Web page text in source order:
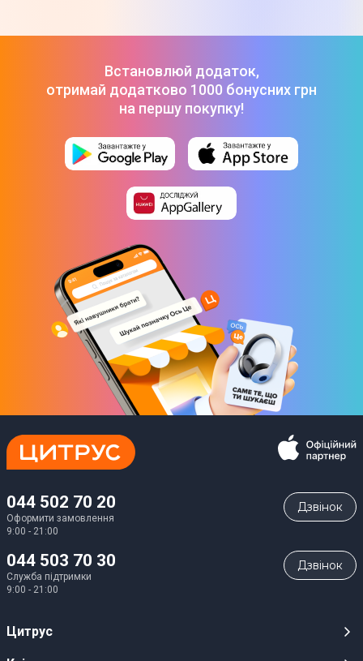
Встановлюй додаток,
отримай додатково 1000 бонусних грн
на першу покупку!
044 502 70 20
Оформити замовлення
9:00 - 21:00
Дзвiнок
044 503 70 30
Служба підтримки
9:00 - 21:00
Дзвiнок
Цитрус